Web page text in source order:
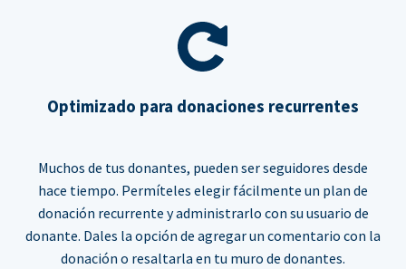
Optimizado para donaciones recurrentes
Muchos de tus donantes, pueden ser seguidores desde
hace tiempo. Permíteles elegir fácilmente un plan de
donación recurrente y administrarlo con su usuario de
donante. Dales la opción de agregar un comentario con la
donación o resaltarla en tu muro de donantes.